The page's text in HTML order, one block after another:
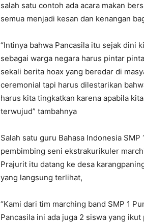
salah satu contoh ada acara makan
semua menjadi kesan dan kenangan
“Intinya bahwa Pancasila itu sejak dini
sebagai warga negara harus pintar
sekali berita hoax yang beredar di
ceremonial tapi harus dilestarikan
harus kita tingkatkan karena apabila
terwujud” tambahnya
Salah satu guru Bahasa Indonesia
pembimbing seni ekstrakurikuler
Prajurit itu datang ke desa
yang langsung terlihat,
“Kami dari tim marching band SMP 1
Pancasila ini ada juga 2 siswa yang